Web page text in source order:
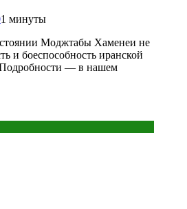
1 минуты
Моджтабы Хаменеи не
и боеспособность иранской
— в нашем